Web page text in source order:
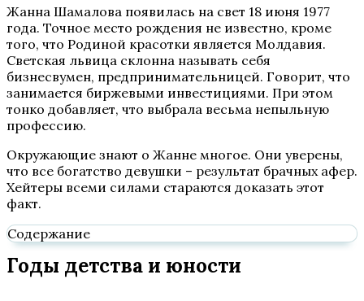
Жанна Шамалова появилась на свет 18 июня 1977
года. Точное место рождения не известно, кроме
того, что Родиной красотки является Молдавия.
Светская львица склонна называть себя
бизнесвумен, предпринимательницей. Говорит, что
занимается биржевыми инвестициями. При этом
тонко добавляет, что выбрала весьма непыльную
профессию.
Окружающие знают о Жанне многое. Они уверены,
что все богатство девушки – результат брачных афер.
Хейтеры всеми силами стараются доказать этот
факт.
Содержание
Годы детства и юности